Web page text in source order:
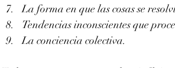
La forma en que las cosas se
Tendencias inconscientes que
La conciencia colectiva.